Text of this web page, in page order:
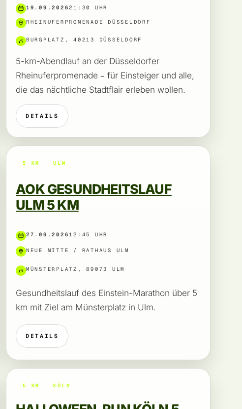
19.09.202621:30 UHR
RHEINUFERPROMENADE DÜSSELDORF
BURGPLATZ, 40213 DÜSSELDORF
5-km-Abendlauf an der Düsseldorfer
Rheinuferpromenade – für Einsteiger und alle,
die das nächtliche Stadtflair erleben wollen.
DETAILS
5 KM ULM
AOK GESUNDHEITSLAUF
ULM 5 KM
27.09.202612:45 UHR
NEUE MITTE / RATHAUS ULM
MÜNSTERPLATZ, 89073 ULM
Gesundheitslauf des Einstein-Marathon über 5
km mit Ziel am Münsterplatz in Ulm.
DETAILS
5 KM KÖLN